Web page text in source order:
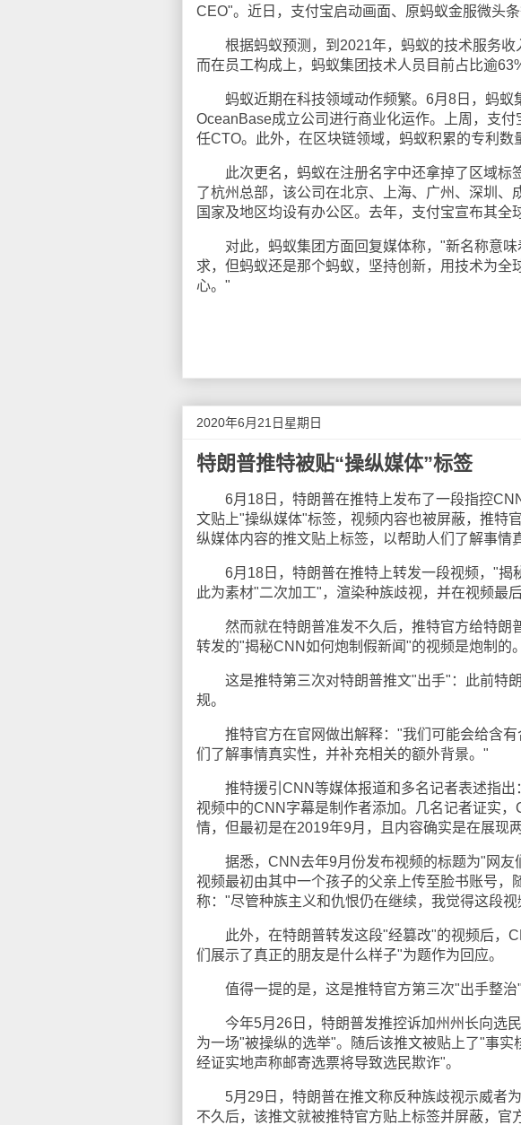
CEO"。近日，支付宝启动画面、原蚂蚁金服微头
根据蚂蚁预测，到2021年，蚂蚁的技术服务收
而在员工构成上，蚂蚁集团技术人员目前占比逾
蚂蚁近期在科技领域动作频繁。6月8日，蚂蚁
OceanBase成立公司进行商业化运作。上周，支
任CTO。此外，在区块链领域，蚂蚁积累的专利数
此次更名，蚂蚁在注册名字中还拿掉了区域标
了杭州总部，该公司在北京、上海、广州、深圳
国家及地区均设有办公区。去年，支付宝宣布其全
对此，蚂蚁集团方面回复媒体称，"新名称意味
求，但蚂蚁还是那个蚂蚁，坚持创新，用技术为
心。"
2020年6月21日星期日
特朗普推特被贴“操纵媒体”标签
6月18日，特朗普在推特上发布了一段指控
文贴上"操纵媒体"标签，视频内容也被屏蔽，推特
纵媒体内容的推文贴上标签，以帮助人们了解事情
6月18日，特朗普在推特上转发一段视频，"揭
此为素材"二次加工"，渲染种族歧视，并在视频最
然而就在特朗普准发不久后，推特官方给特朗
转发的"揭秘CNN如何炮制假新闻"的视频是炮制的。
这是推特第三次对特朗普推文"出手"：此前特
规。
推特官方在官网做出解释："我们可能会给含有
们了解事情真实性，并补充相关的额外背景。"
推特援引CNN等媒体报道和多名记者表述指出
视频中的CNN字幕是制作者添加。几名记者证实
情，但最初是在2019年9月，且内容确实是在展现
据悉，CNN去年9月份发布视频的标题为"网友
视频最初由其中一个孩子的父亲上传至脸书账号
称："尽管种族主义和仇恨仍在继续，我觉得这段
此外，在特朗普转发这段"经篡改"的视频后，
们展示了真正的朋友是什么样子"为题作为回应。
值得一提的是，这是推特官方第三次"出手整治"
今年5月26日，特朗普发推控诉加州州长向选
为一场"被操纵的选举"。随后该推文被贴上了"事
经证实地声称邮寄选票将导致选民欺诈"。
5月29日，特朗普在推文称反种族歧视示威者为
不久后，该推文就被推特官方贴上标签并屏蔽，